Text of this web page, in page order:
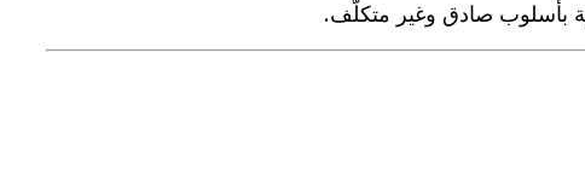
بأسلوب صادق وغير متكلّف.